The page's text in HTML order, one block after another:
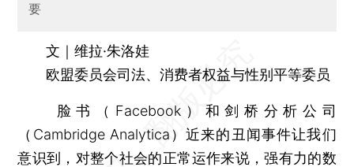
要
文｜维拉·朱洛娃
欧盟委员会司法、消费者权益与性别平等委员
脸书（Facebook）和剑桥分析公司
（Cambridge Analytica）近来的丑闻事件让我们
意识到，对整个社会的正常运作来说，强有力的数